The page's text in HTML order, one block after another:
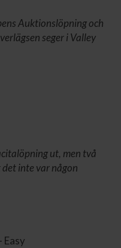
Auktionslöpning och
seger i Valley
ut, men två
inte var någon
Easy